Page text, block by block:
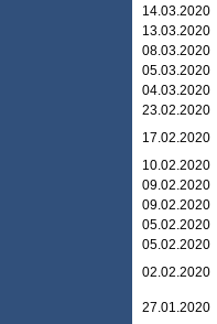
14.03.2020
13.03.2020
08.03.2020
05.03.2020
04.03.2020
23.02.2020
17.02.2020
10.02.2020
09.02.2020
09.02.2020
05.02.2020
05.02.2020
02.02.2020
27.01.2020